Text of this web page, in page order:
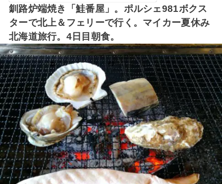
釧路炉端焼き「鮭番屋」。ポルシェ981ボクス
ターで北上＆フェリーで行く。マイカー夏休み
北海道旅行。4日目朝食。